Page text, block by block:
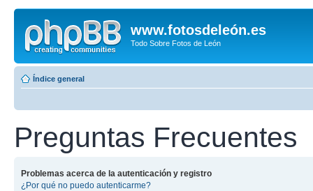
www.fotosdeleón.es
Todo Sobre Fotos de León
Índice general
Preguntas Frecuentes
Problemas acerca de la autenticación y registro
¿Por qué no puedo autenticarme?